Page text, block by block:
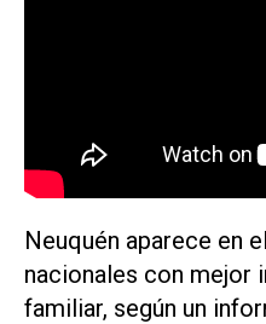
Neuquén aparece en
nacionales con mejor
familiar, según un